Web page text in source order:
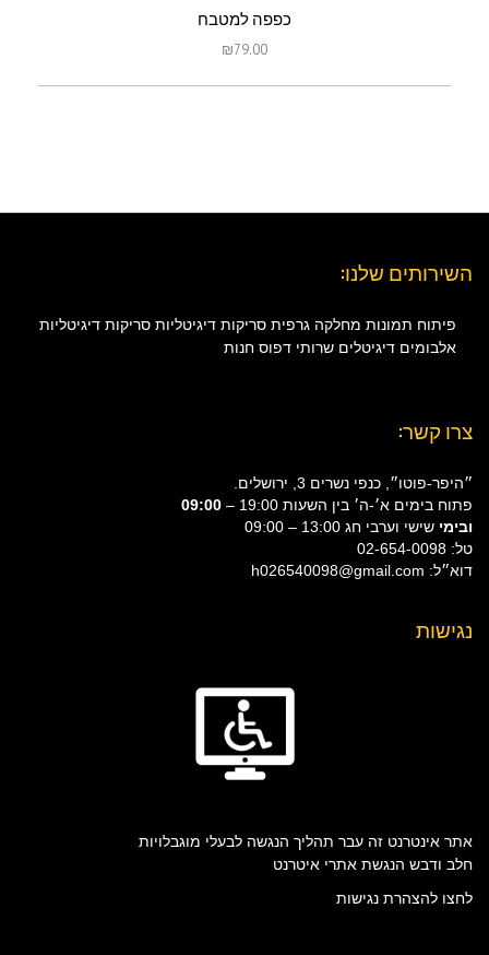
כפפה למטבח
₪79.00
השירותים שלנו:
פיתוח תמונות מחלקה גרפית סריקות דיגיטליות סריקות דיגיטליות
אלבומים דיגיטלים שרותי דפוס חנות
צרו קשר:
״היפר-פוטו״, כנפי נשרים 3, ירושלים.
פתוח בימים א׳-ה׳ בין השעות 19:00 –
09:00
ובימי שישי וערבי חג 13:00 – 09:00
טל: 02-654-0098
דוא״ל: h026540098@gmail.com
נגישות
אתר אינטרנט זה עבר תהליך הנגשה לבעלי מוגבלויות
חלב ודבש הנגשת אתרי איטרנט
לחצו להצהרת נגישות